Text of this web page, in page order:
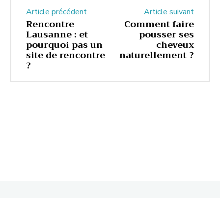
Article précédent
Rencontre
Lausanne : et
pourquoi pas un
site de rencontre
?
Article suivant
Comment faire
pousser ses
cheveux
naturellement ?